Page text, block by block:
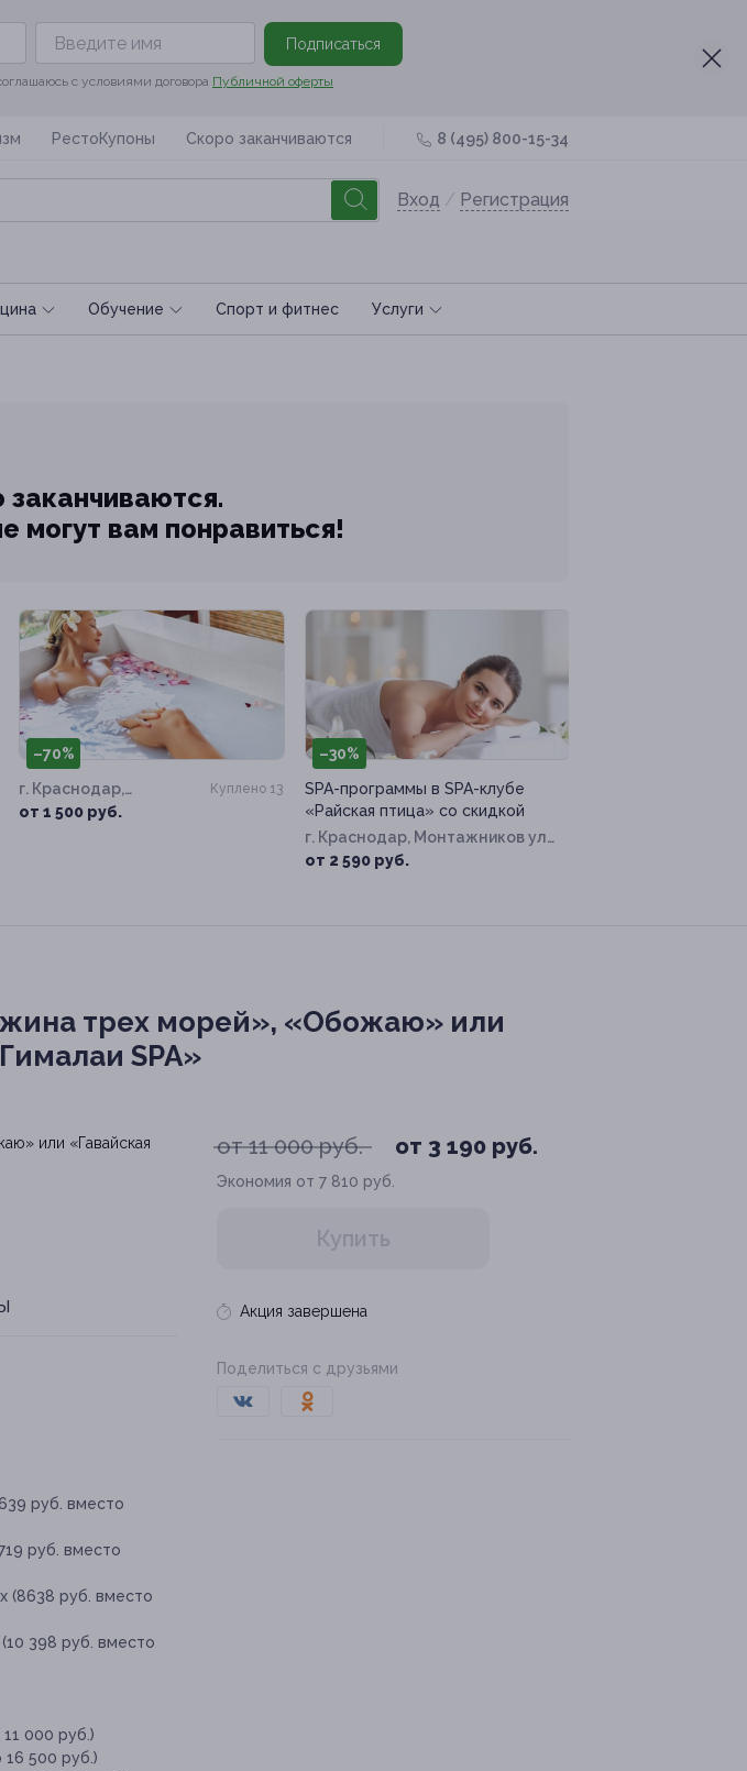
Подписаться
с условиями договора Публичной оферты
РестоКупоны Скоро заканчиваются 8 (495) 800-15-34
Вход / Регистрация
Обучение Спoрт и фитнес Услуги
могут вам понравиться!
–70%
г. Краснодар,
Суворова ул, д. 74
от 1 500 руб.
Куплено 13
–30%
SPA-программы в SPA-клубе
«Райская птица» со скидкой
г. Краснодар, Монтажников ул,
д. 5
от 2 590 руб.
трех морей», «Обожаю» или
SPA»
от 11 000 руб. от 3 190 руб.
Экономия от 7 810 руб.
Купить
Акция завершена
Поделиться с друзьями
руб. вместо
руб. вместо
(8638 руб. вместо
398 руб. вместо
000 руб.)
500 руб.)